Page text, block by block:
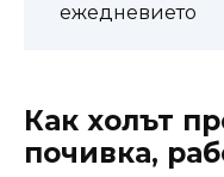
ежедневието
Как холът
почивка,